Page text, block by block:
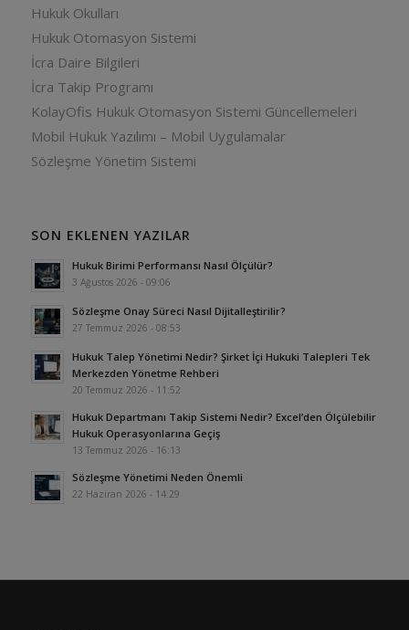
Hukuk Okulları
Hukuk Otomasyon Sistemi
İcra Daire Bilgileri
İcra Takip Programı
KolayOfis Hukuk Otomasyon Sistemi Güncellemeleri
Mobil Hukuk Yazılımı – Mobil Uygulamalar
Sözleşme Yönetim Sistemi
SON EKLENEN YAZILAR
Hukuk Birimi Performansı Nasıl Ölçülür?
3 Ağustos 2026 - 09:06
Sözleşme Onay Süreci Nasıl Dijitalleştirilir?
27 Temmuz 2026 - 08:53
Hukuk Talep Yönetimi Nedir? Şirket İçi Hukuki Talepleri Tek
Merkezden Yönetme Rehberi
20 Temmuz 2026 - 11:52
Hukuk Departmanı Takip Sistemi Nedir? Excel’den Ölçülebilir
Hukuk Operasyonlarına Geçiş
13 Temmuz 2026 - 16:13
Sözleşme Yönetimi Neden Önemli
22 Haziran 2026 - 14:29